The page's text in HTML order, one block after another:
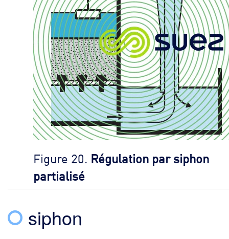
Figure 20. Régulation par siphon
partialisé
siphon